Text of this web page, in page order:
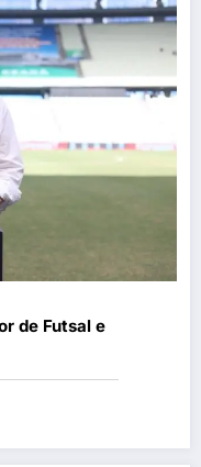
de Futsal e